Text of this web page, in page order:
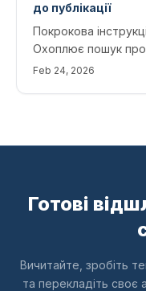
до публікації
Покрокова
Охоплює пошук
перегляд і подання.
Feb 24, 2026
Готові
Вичитайте, зробіть
та перекладіть своє